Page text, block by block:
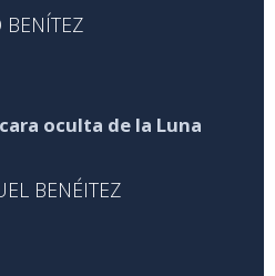
BENÍTEZ
oculta de la Luna
BENÉITEZ